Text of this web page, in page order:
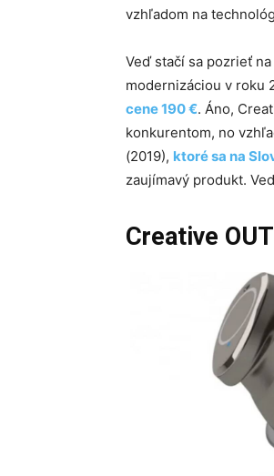
vzhľadom na
Veď stačí sa pozrieť
modernizáciou v roku
cene 190 €. Áno,
konkurentom, no
(2019), ktoré sa na
zaujímavý produkt.
Creative